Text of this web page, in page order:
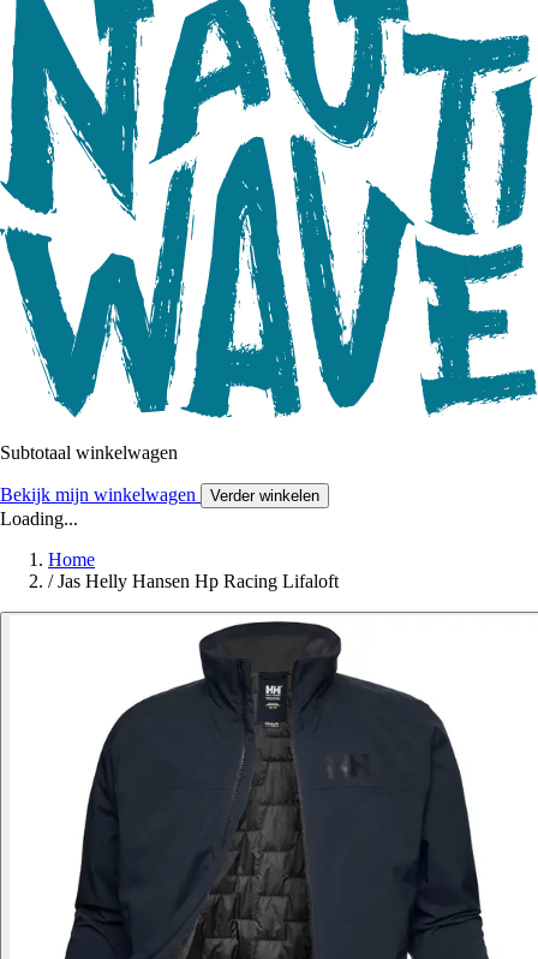
Subtotaal winkelwagen
Bekijk mijn winkelwagen Verder winkelen
Loading...
Home
/ Jas Helly Hansen Hp Racing Lifaloft